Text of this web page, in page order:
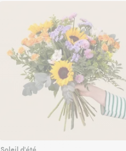
Soleil d'été